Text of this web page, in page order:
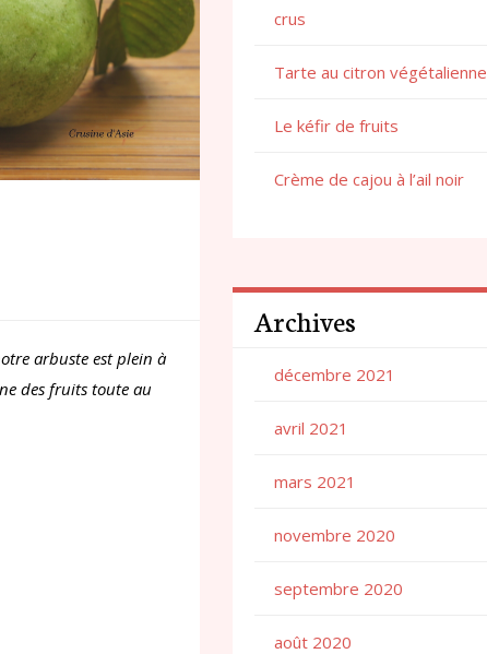
arbuste est plein à
des fruits toute au
crus
Tarte au citron végétalienne
Le kéfir de fruits
Crème de cajou à l’ail noir
Archives
décembre 2021
avril 2021
mars 2021
novembre 2020
septembre 2020
août 2020